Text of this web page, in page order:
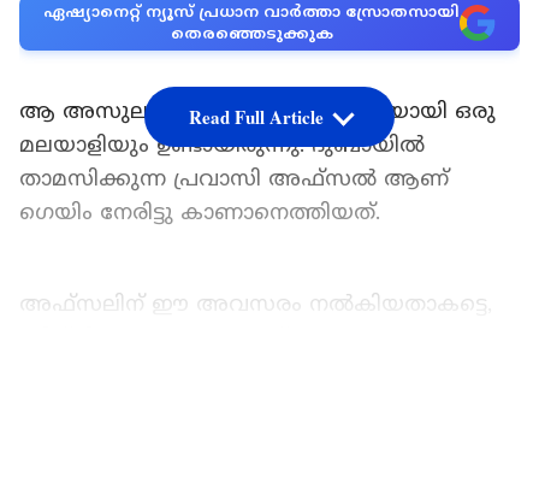
ഏഷ്യാനെറ്റ് ന്യൂസ് പ്രധാന വാർത്താ സ്രോതസായി
തെരഞ്ഞെടുക്കുക
ആ അസുലഭ നിമിഷത്തിന് സാക്ഷിയായി ഒരു
മലയാളിയും ഉണ്ടായിരുന്നു. ദുബായിൽ
താമസിക്കുന്ന പ്രവാസി അഫ്സൽ ആണ്
ഗെയിം നേരിട്ടു കാണാനെത്തിയത്.
അഫ്സലിന് ഈ അവസരം നൽകിയതാകട്ടെ,
Read Full Article